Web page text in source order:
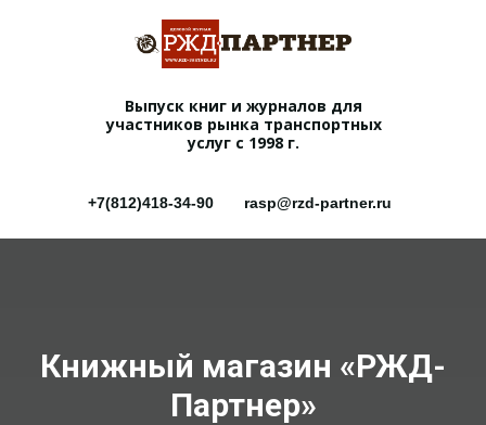
Выпуск книг и журналов для
участников рынка транспортных
услуг с 1998 г.
rasp@rzd-partner.ru
+7(812)418-34-90
Книжный магазин «РЖД-
Партнер»